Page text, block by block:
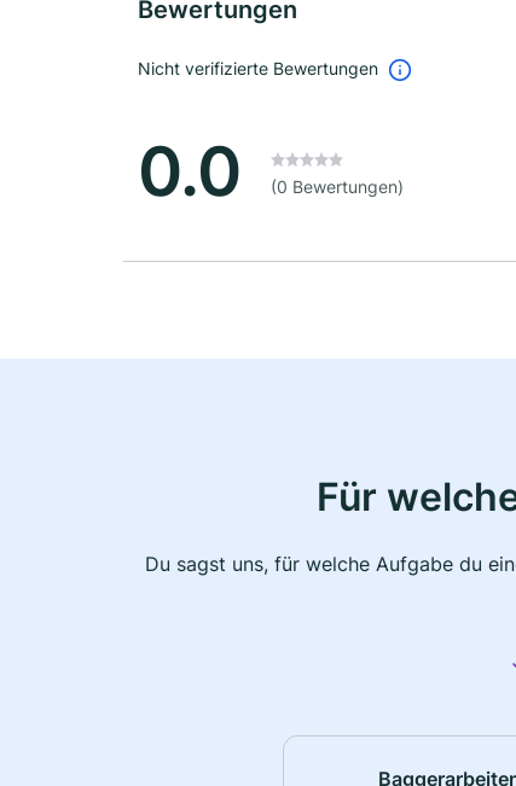
Bewertungen
Nicht verifizierte Bewertungen
0.0 (0 Bewertungen)
Für
Du sagst uns, für welche Aufgabe du